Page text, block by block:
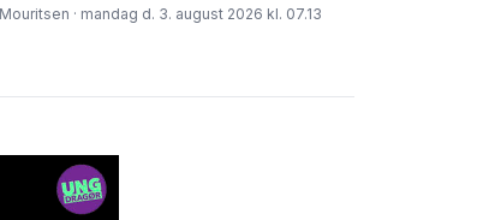
· mandag d. 3. august 2026 kl. 07.13